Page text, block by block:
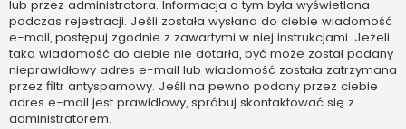
lub przez administratora. Informacja o tym była wyświetlona
podczas rejestracji. Jeśli została wysłana do ciebie wiadomość
e-mail, postępuj zgodnie z zawartymi w niej instrukcjami. Jeżeli
taka wiadomość do ciebie nie dotarła, być może został podany
nieprawidłowy adres e-mail lub wiadomość została zatrzymana
przez filtr antyspamowy. Jeśli na pewno podany przez ciebie
adres e-mail jest prawidłowy, spróbuj skontaktować się z
administratorem.